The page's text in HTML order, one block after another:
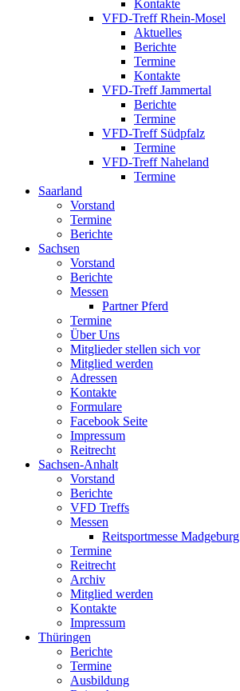
Kontakte
VFD-Treff Rhein-Mosel
Aktuelles
Berichte
Termine
Kontakte
VFD-Treff Jammertal
Berichte
Termine
VFD-Treff Südpfalz
Termine
VFD-Treff Naheland
Termine
Saarland
Vorstand
Termine
Berichte
Sachsen
Vorstand
Berichte
Messen
Partner Pferd
Termine
Über Uns
Mitglieder stellen sich vor
Mitglied werden
Adressen
Kontakte
Formulare
Facebook Seite
Impressum
Reitrecht
Sachsen-Anhalt
Vorstand
Berichte
VFD Treffs
Messen
Reitsportmesse Madgeburg
Termine
Reitrecht
Archiv
Mitglied werden
Kontakte
Impressum
Thüringen
Berichte
Termine
Ausbildung